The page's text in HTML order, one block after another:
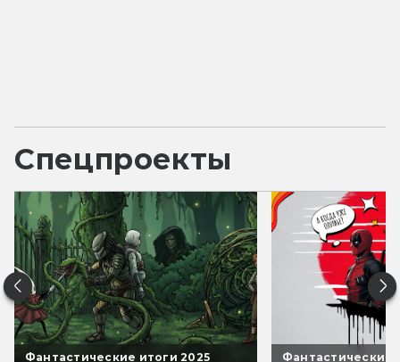
Спецпроекты
Фантастические итоги 2025 Фантастические